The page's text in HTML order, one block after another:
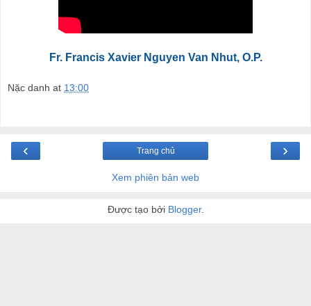
Fr. Francis Xavier Nguyen Van Nhut, O.P.
Nặc danh at 13:00
‹ ›
Trang chủ
Xem phiên bản web
Được tạo bởi Blogger.